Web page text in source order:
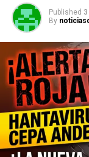
Published
By